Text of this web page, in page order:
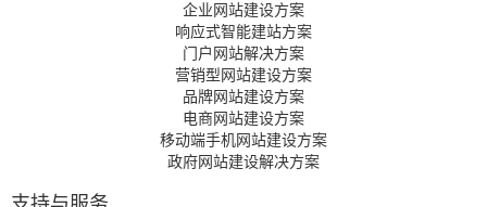
企业网站建设方案
响应式智能建站方案
门户网站解决方案
营销型网站建设方案
品牌网站建设方案
电商网站建设方案
移动端手机网站建设方案
政府网站建设解决方案